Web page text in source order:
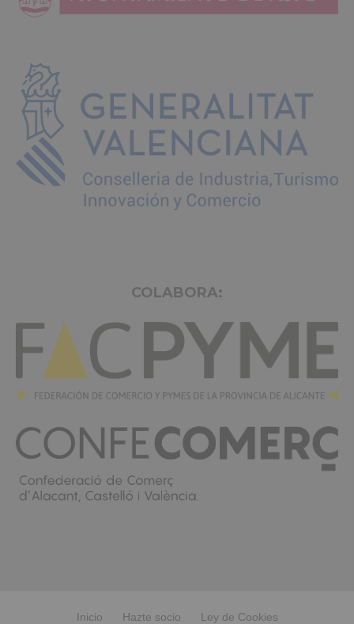
COLABORA:
Inicio Hazte socio
Ley de Cookies